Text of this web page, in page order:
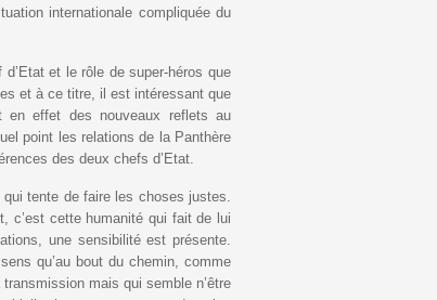
internationale compliquée du
et le rôle de super-héros que
et à ce titre, il est intéressant que
en effet des nouveaux reflets au
point les relations de la Panthère
des deux chefs d’Etat.
tente de faire les choses justes.
c’est cette humanité qui fait de lui
une sensibilité est présente.
qu’au bout du chemin, comme
mais qui semble n’être